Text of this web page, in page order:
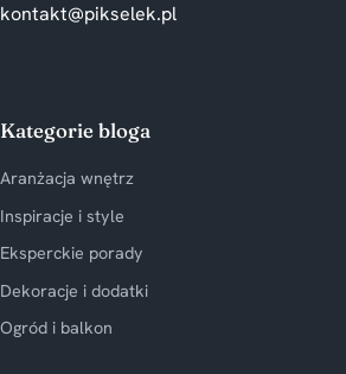
kontakt@pikselek.pl
Kategorie bloga
Aranżacja wnętrz
Inspiracje i style
Eksperckie porady
Dekoracje i dodatki
Ogród i balkon